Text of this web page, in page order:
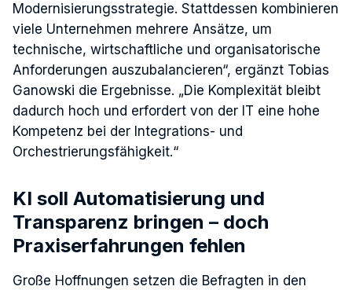
Modernisierungsstrategie. Stattdessen kombinieren
viele Unternehmen mehrere Ansätze, um
technische, wirtschaftliche und organisatorische
Anforderungen auszubalancieren“, ergänzt Tobias
Ganowski die Ergebnisse. „Die Komplexität bleibt
dadurch hoch und erfordert von der IT eine hohe
Kompetenz bei der Integrations- und
Orchestrierungsfähigkeit.“
KI soll Automatisierung und
Transparenz bringen – doch
Praxiserfahrungen fehlen
Große Hoffnungen setzen die Befragten in den